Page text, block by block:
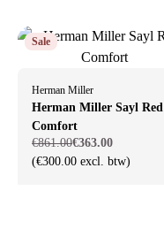
Sale
Herman Miller
Herman Miller Sayl Red
Comfort
€861.00€363.00
(€300.00 excl. btw)